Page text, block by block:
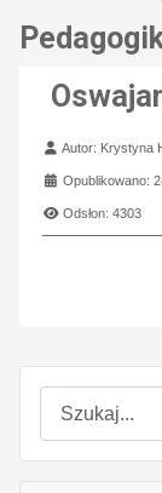
Szukaj
Szczegóły
Autor: Krystyna
Opublikowano:
Odsłon: 4303